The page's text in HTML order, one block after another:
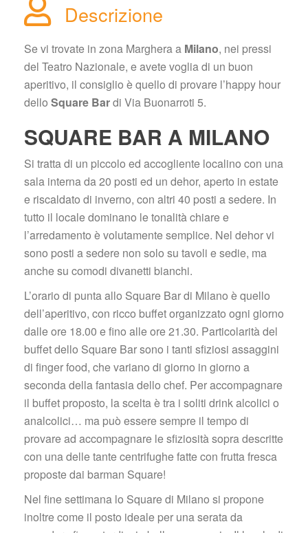
Descrizione
Se vi trovate in zona Marghera a Milano, nei pressi
del Teatro Nazionale, e avete voglia di un buon
aperitivo, il consiglio è quello di provare l’happy hour
dello Square Bar di Via Buonarroti 5.
SQUARE BAR A MILANO
Si tratta di un piccolo ed accogliente localino con una
ala interna da 20 posti ed un dehor, aperto in estate
e riscaldato di inverno, con altri 40 posti a sedere. In
tutto il locale dominano le tonalità chiare e
l’arredamento è volutamente semplice. Nel dehor vi
ono posti a sedere non solo su tavoli e sedie, ma
anche su comodi divanetti bianchi.
L’orario di punta allo Square Bar di Milano è quello
dell’aperitivo, con ricco buffet organizzato ogni giorno
dalle ore 18.00 e fino alle ore 21.30. Particolarità del
buffet dello Square Bar sono i tanti sfiziosi assaggini
di finger food, che variano di giorno in giorno a
econda della fantasia dello chef. Per accompagnare
il buffet proposto, la scelta è tra i soliti drink alcolici o
analcolici… ma può essere sempre il tempo di
provare ad accompagnare le sfiziosità sopra descritte
con una delle tante centrifughe fatte con frutta fresca
proposte dai barman Square!
Nel fine settimana lo Square di Milano si propone
inoltre come il posto ideale per una serata da